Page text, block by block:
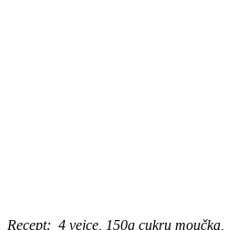
Recept: 4 vejce, 150g cukru moučka,